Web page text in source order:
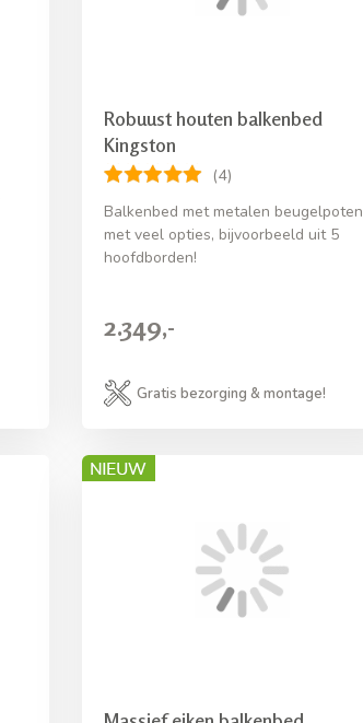
Robuust houten balkenbed
Kingston
(4)
Balkenbed met metalen beugelpoten
met veel opties, bijvoorbeeld uit 5
hoofdborden!
2.349,-
Gratis bezorging & montage!